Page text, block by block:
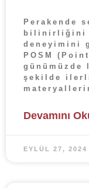
Perakende
bilinirliğini
deneyimini
POSM
şekilde
Devamını
EYLÜL 27, 2024